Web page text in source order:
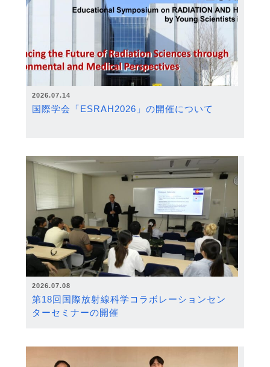
2026.07.14
国際学会「ESRAH2026」の開催について
2026.07.08
第18回国際放射線科学コラボレーションセン
ターセミナーの開催